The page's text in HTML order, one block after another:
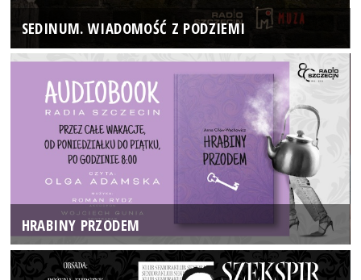
SEDINUM. WIADOMOŚĆ Z PODZIEMI
HRABINY PRZODEM